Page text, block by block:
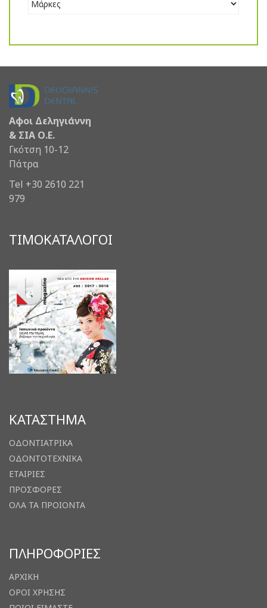
Αφοι Δεληγιάννη
& ΣΙΑ Ο.Ε.
Γκότση 10-12
Πάτρα
Tel +30 2610 221
979
ΤΙΜΟΚΑΤΑΛΟΓΟΙ
ΚΑΤΑΣΤΗΜΑ
ΟΔΟΝΤΙΑΤΡΙΚΑ
ΟΔΟΝΤΟΤΕΧΝΙΚΑ
ΕΤΑΙΡΙΕΣ
ΠΡΟΣΦΟΡΕΣ
ΟΛΑ ΤΑ ΠΡΟΙΟΝΤΑ
ΠΛΗΡΟΦΟΡΙΕΣ
ΑΡΧΙΚΗ
ΟΡΟΙ ΧΡΗΣΗΣ